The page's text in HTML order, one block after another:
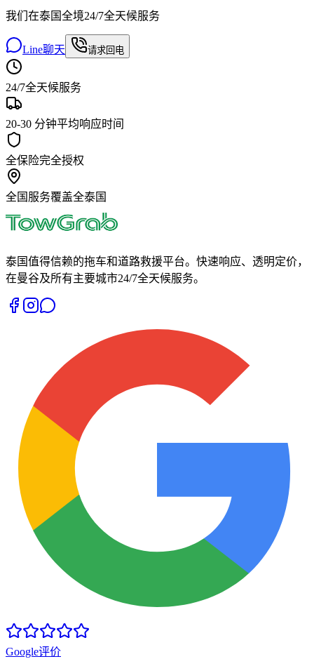
我们在泰国全境24/7全天候服务
Line聊天 请求回电
24/7全天候服务
20-30 分钟平均响应时间
全保险完全授权
全国服务覆盖全泰国
泰国值得信赖的拖车和道路救援平台。快速响应、透明定价，
在曼谷及所有主要城市24/7全天候服务。
Google评价